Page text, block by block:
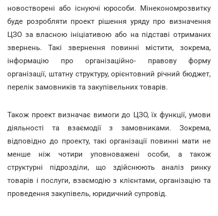
новостворені або існуючі юрособи. Мінекономрозвитку
буде розробляти проект рішення уряду про визначення
ЦЗО за власною ініціативою або на підставі отриманих
звернень. Такі звернення повинні містити, зокрема,
інформацію про організаційно- правову форму
організації, штатну структуру, орієнтовний річний бюджет,
перелік замовників та закупівельних товарів.
Також проект визначає вимоги до ЦЗО, їх функції, умови
діяльності та взаємодії з замовниками. Зокрема,
відповідно до проекту, такі організації повинні мати не
менше ніж чотири уповноважені особи, а також
структурні підрозділи, що здійснюють аналіз ринку
товарів і послуги, взаємодію з клієнтами, організацію та
проведення закупівель, юридичний супровід.